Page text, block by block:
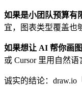
如果是小团队预算有
宜，图表类型覆盖也
如果想让 AI 帮你画图
或 Cursor 里用自然
诚实的结论：draw.io